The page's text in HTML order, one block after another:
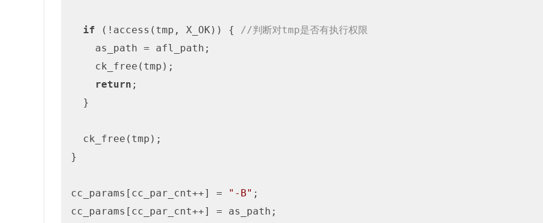
if (!access(tmp, X_OK)) { //判断对tmp是否有执行权限
    as_path = afl_path;
    ck_free(tmp);
return ;
  }
  ck_free(tmp);
}
cc_params[cc_par_cnt++] = "-B" ;
cc_params[cc_par_cnt++] = as_path;